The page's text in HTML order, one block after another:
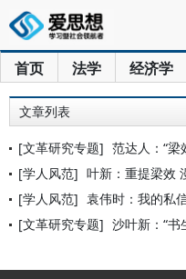
首页 法学 经济学
文章列表
[文革研究专题] 范达人：“梁
[学人风范] 叶新：重提梁效
[学人风范] 袁伟时：我的私
[文革研究专题] 沙叶新：“书